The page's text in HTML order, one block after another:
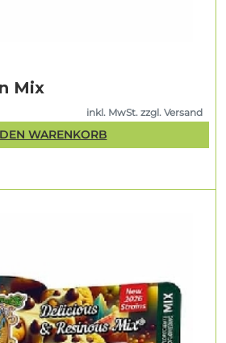
Mix
inkl. MwSt. zzgl. Versand
WARENKORB